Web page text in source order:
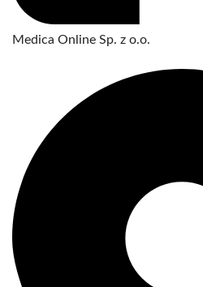
Medica Online Sp. z o.o.